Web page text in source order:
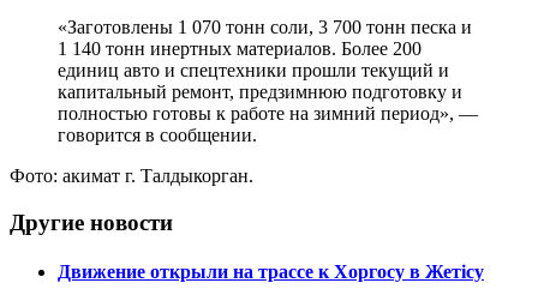
«Заготовлены 1 070 тонн соли, 3 700 тонн песка и
1 140 тонн инертных материалов. Более 200
единиц авто и спецтехники прошли текущий и
капитальный ремонт, предзимнюю подготовку и
полностью готовы к работе на зимний период», —
говорится в сообщении.
Фото: акимат г. Талдыкорган.
Другие новости
Движение открыли на трассе к Хоргосу в Жетісу